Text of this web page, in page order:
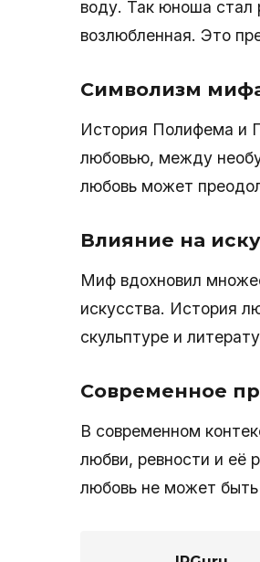
воду. Так юноша стал
возлюбленная. Это
Символизм
История Полифема и
любовью, между
любовь может
Влияние на
Миф вдохновил
искусства. История
скульптуре и
Современное
В современном
любви, ревности и её
любовь не может быть